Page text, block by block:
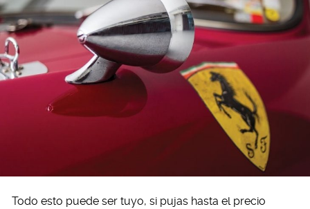
Todo esto puede ser tuyo, si pujas hasta el precio